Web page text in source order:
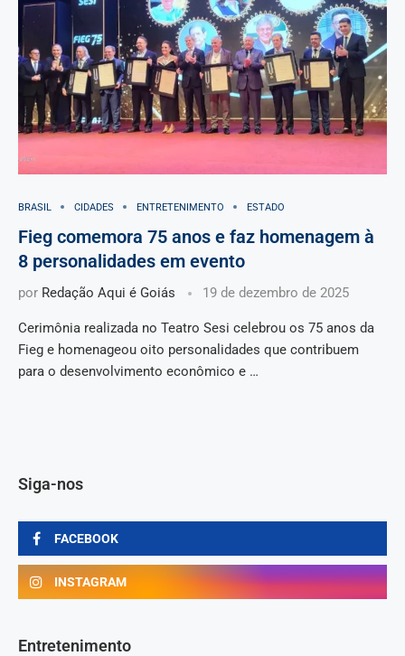
BRASIL CIDADES ENTRETENIMENTO ESTADO
Fieg comemora 75 anos e faz homenagem à
8 personalidades em evento
por Redação Aqui é Goiás 19 de dezembro de 2025
Cerimônia realizada no Teatro Sesi celebrou os 75 anos da
Fieg e homenageou oito personalidades que contribuem
para o desenvolvimento econômico e …
Siga-nos
FACEBOOK
INSTAGRAM
Entretenimento